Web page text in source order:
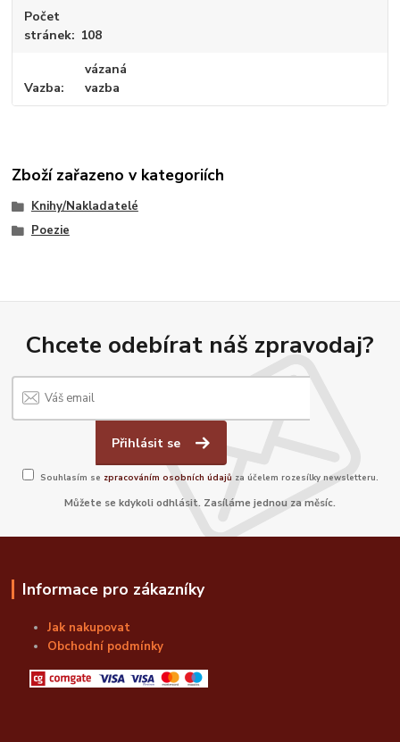
Počet
stránek
108
Vazba
vázaná
vazba
Zboží zařazeno v kategoriích
Knihy/Nakladatelé
Poezie
Chcete odebírat náš zpravodaj?
Přihlásit se
Souhlasím se zpracováním osobních údajů za účelem rozesílky newsletteru.
Můžete se kdykoli odhlásit. Zasíláme jednou za měsíc.
Informace pro zákazníky
Jak nakupovat
Obchodní podmínky